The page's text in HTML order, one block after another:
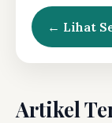
← Lihat
Artikel